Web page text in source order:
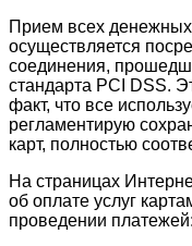
Прием всех
осуществляется
соединения,
стандарта PCI DSS.
факт, что все
регламентирую
карт, полностью
На страницах
об оплате услуг
проведении платежей: